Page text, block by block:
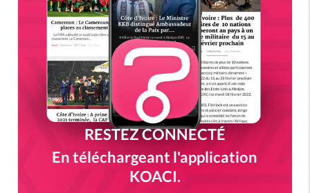
RESTEZ CONNECTÉ
En téléchargeant l'application
KOACI.